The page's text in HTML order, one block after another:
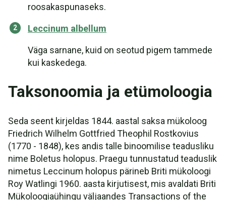
roosakaspunaseks.
Leccinum albellum
Väga sarnane, kuid on seotud pigem tammede
kui kaskedega.
Taksonoomia ja etümoloogia
Seda seent kirjeldas 1844. aastal saksa mükoloog
Friedrich Wilhelm Gottfried Theophil Rostkovius
(1770 - 1848), kes andis talle binoomilise teadusliku
nime Boletus holopus. Praegu tunnustatud teaduslik
nimetus Leccinum holopus pärineb Briti mükoloogi
Roy Watlingi 1960. aasta kirjutisest, mis avaldati Briti
Mükoloogiaühingu väljaandes Transactions of the